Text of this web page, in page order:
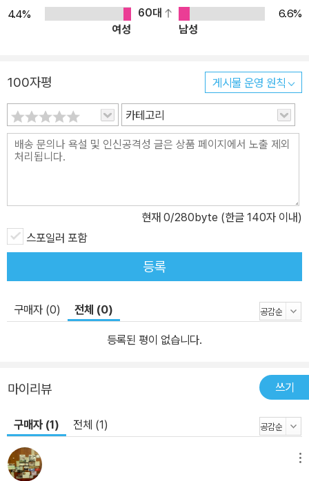
4.4%
60대
6.6%
여성
남성
100자평 게시물 운영 원칙
카테고리
현재 0/280byte (한글 140자 이내)
스포일러 포함
등록
구매자 (0) 전체 (0)
등록된 평이 없습니다.
마이리뷰 쓰기
구매자 (1) 전체 (1)